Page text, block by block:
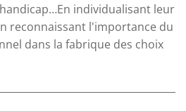
individualisant leur
reconnaissant l'importance du
dans la fabrique des choix